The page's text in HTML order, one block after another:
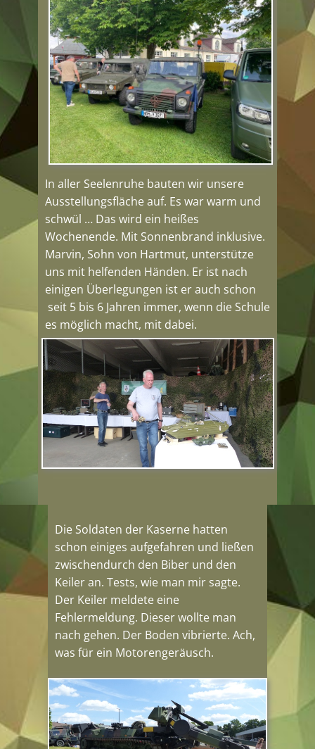
In aller Seelenruhe bauten wir unsere
Ausstellungsfläche auf. Es war warm und
schwül … Das wird ein heißes
Wochenende. Mit Sonnenbrand inklusive.
Marvin, Sohn von Hartmut, unterstütze
uns mit helfenden Händen. Er ist nach
einigen Überlegungen ist er auch schon
seit 5 bis 6 Jahren immer, wenn die Schule
es möglich macht, mit dabei.
Die Soldaten der Kaserne hatten
schon einiges aufgefahren und ließen
zwischendurch den Biber und den
Keiler an. Tests, wie man mir sagte.
Der Keiler meldete eine
Fehlermeldung. Dieser wollte man
nach gehen. Der Boden vibrierte. Ach,
was für ein Motorengeräusch.